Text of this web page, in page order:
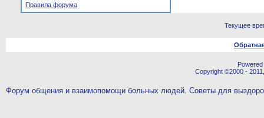
Правила форума
Текущее
Copyright ©2000 -
Форум общения и взаимопомощи больных людей. Советы для